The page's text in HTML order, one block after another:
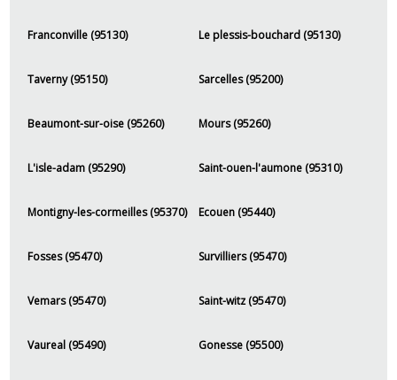
Franconville (95130) Le plessis-bouchard (95130)
Taverny (95150) Sarcelles (95200)
Beaumont-sur-oise (95260) Mours (95260)
L'isle-adam (95290) Saint-ouen-l'aumone (95310)
Montigny-les-cormeilles (95370) Ecouen (95440)
Fosses (95470) Survilliers (95470)
Vemars (95470) Saint-witz (95470)
Vaureal (95490) Gonesse (95500)